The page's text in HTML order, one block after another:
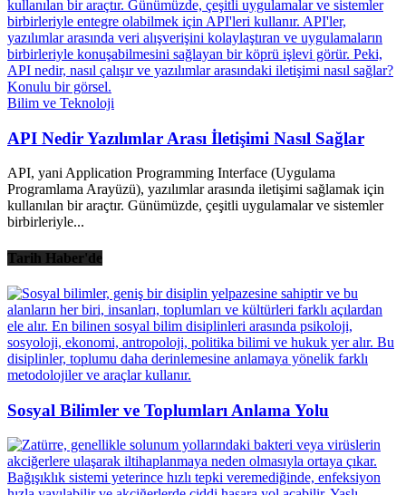
Bilim ve Teknoloji
API Nedir Yazılımlar Arası İletişimi Nasıl Sağlar
API, yani Application Programming Interface (Uygulama
Programlama Arayüzü), yazılımlar arasında iletişimi sağlamak için
kullanılan bir araçtır. Günümüzde, çeşitli uygulamalar ve sistemler
birbirleriyle...
Tarih Haber'de
Sosyal Bilimler ve Toplumları Anlama Yolu